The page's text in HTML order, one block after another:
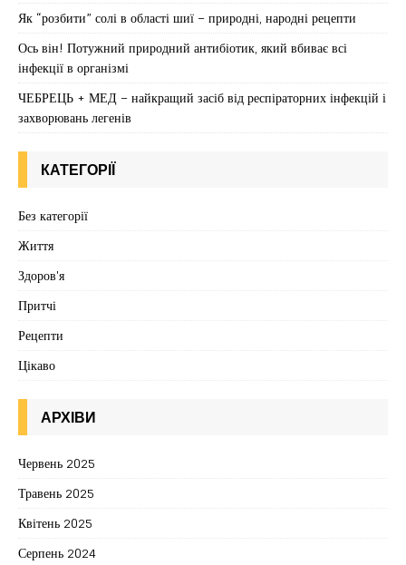
Як “розбити” солі в області шиї – природні, народні рецепти
Ось він! Потужний природний антибіотик, який вбиває всі
інфекції в організмі
ЧЕБРЕЦЬ + МЕД – найкращий засіб від респіраторних інфекцій і
захворювань легенів
КАТЕГОРІЇ
Без категорії
Життя
Здоров'я
Притчі
Рецепти
Цікаво
АРХІВИ
Червень 2025
Травень 2025
Квітень 2025
Серпень 2024